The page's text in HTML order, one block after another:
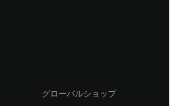
グローバルショップ